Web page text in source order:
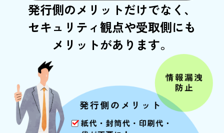
発行側のメリットだけでなく、
セキュリティ観点や受取側にも
メリットがあります。